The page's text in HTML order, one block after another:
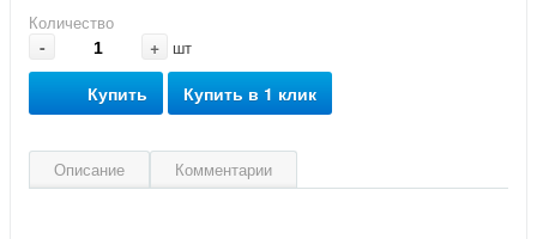
Количество
- + шт
Купить Купить в 1 клик
Описание Комментарии